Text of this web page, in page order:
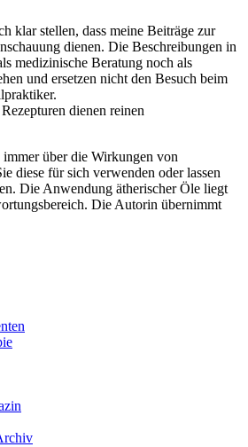
klar stellen, dass meine Beiträge zur
dienen. Die Beschreibungen in
medizinische Beratung noch als
und ersetzen nicht den Besuch beim
dienen reinen
über die Wirkungen von
diese für sich verwenden oder lassen
Die Anwendung ätherischer Öle liegt
Die Autorin übernimmt